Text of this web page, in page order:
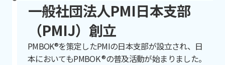
一般社団法人PMI日本支部
（PMIJ）創立
PMBOK®を策定したPMIの日本支部が設立され、日
本においてもPMBOK ®の普及活動が始まりました。